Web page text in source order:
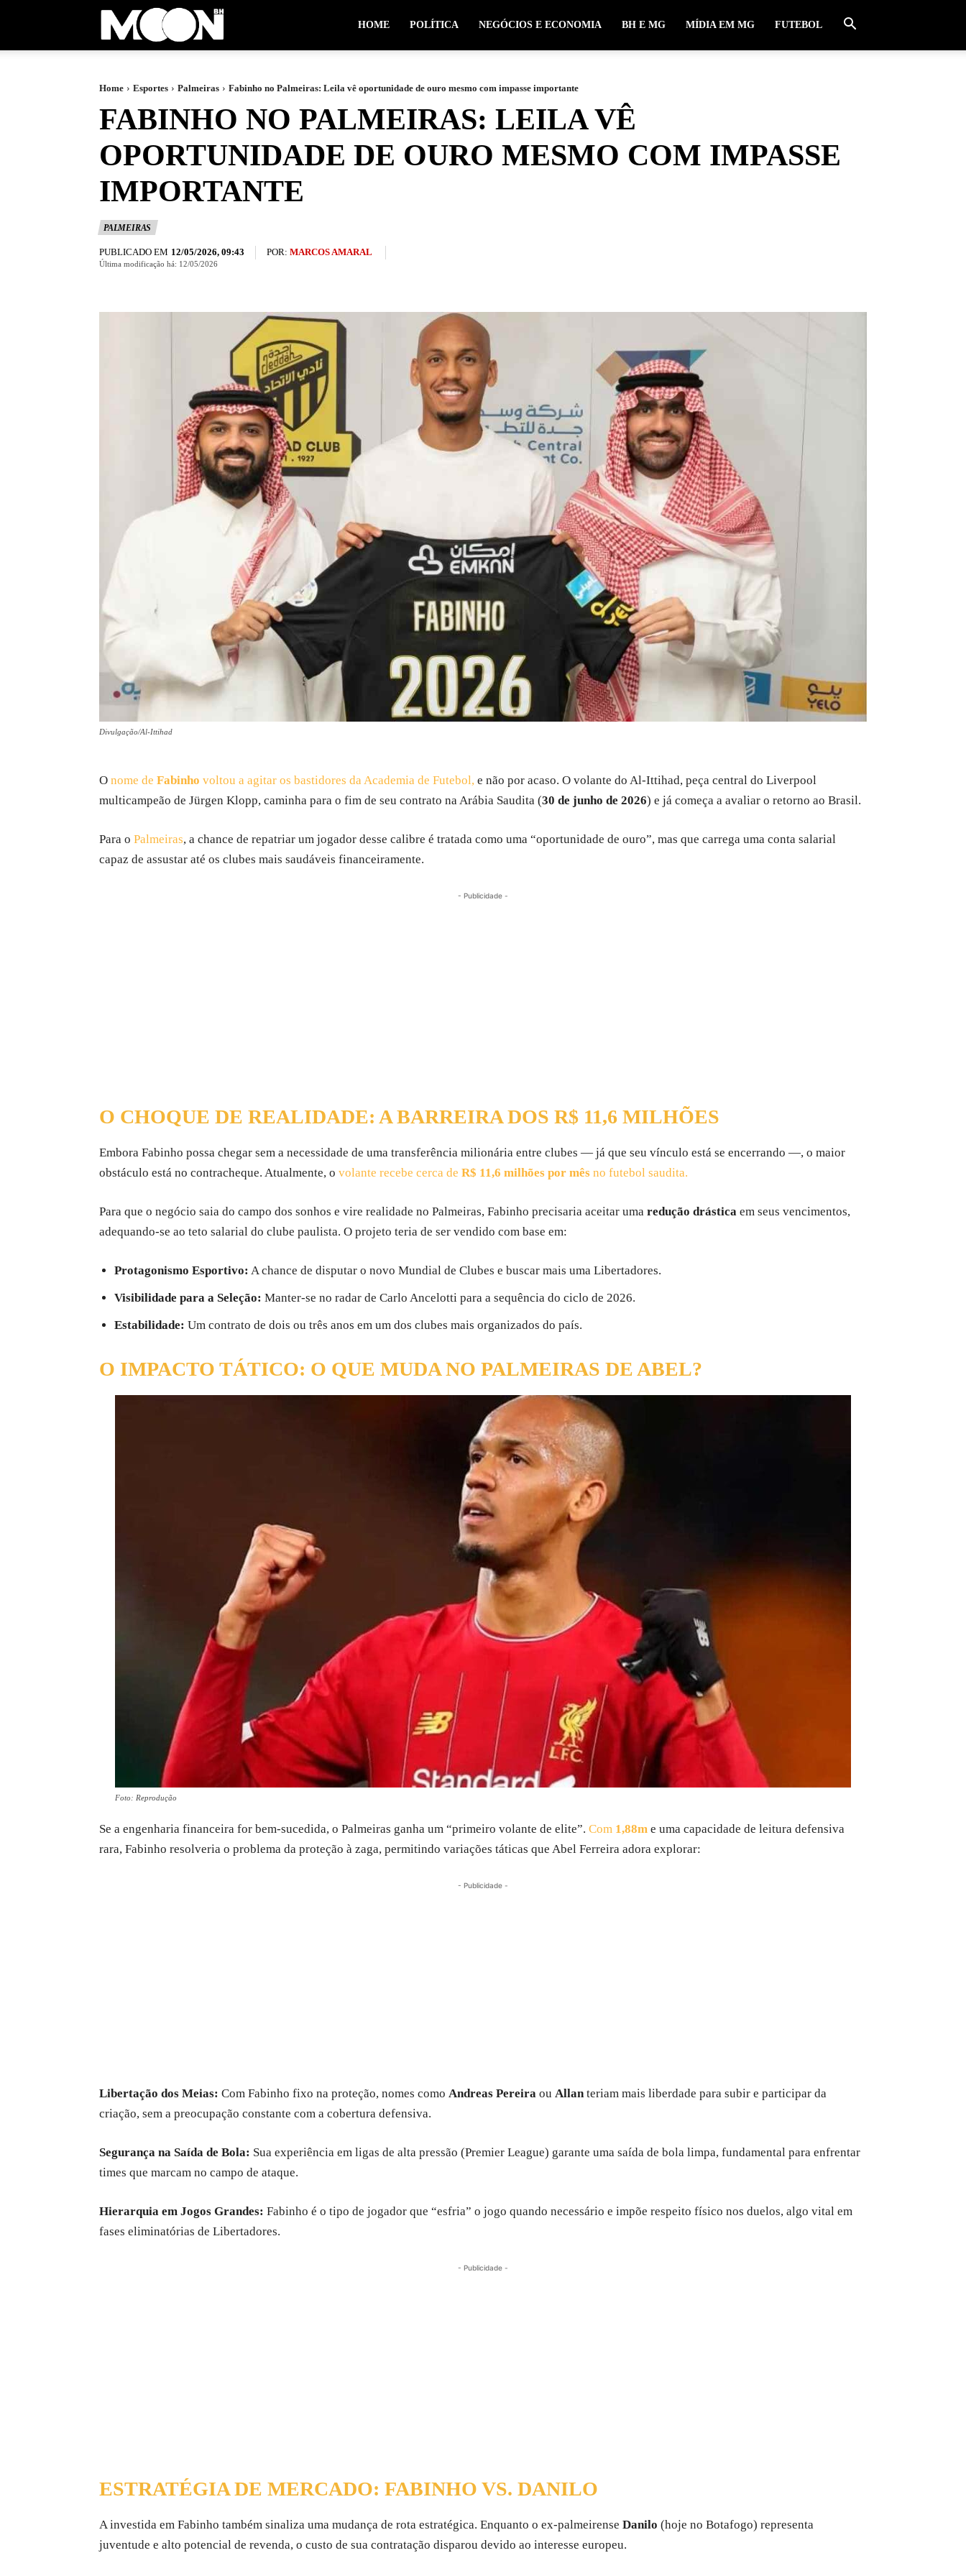
HOME POLÍTICA NEGÓCIOS E ECONOMIA BH E MG MÍDIA EM MG FUTEBOL
Home Esportes Palmeiras Fabinho no Palmeiras: Leila vê oportunidade de ouro mesmo com impasse importante
FABINHO NO PALMEIRAS: LEILA VÊ
OPORTUNIDADE DE OURO MESMO COM IMPASSE
IMPORTANTE
PALMEIRAS
PUBLICADO EM 12/05/2026, 09:43 POR: MARCOS AMARAL
Última modificação há: 12/05/2026
Divulgação/Al-Ittihad
O nome de Fabinho voltou a agitar os bastidores da Academia de Futebol, e não por acaso. O volante do Al-Ittihad, peça central do Liverpool
multicampeão de Jürgen Klopp, caminha para o fim de seu contrato na Arábia Saudita (30 de junho de 2026) e já começa a avaliar o retorno ao Brasil.
Para o Palmeiras, a chance de repatriar um jogador desse calibre é tratada como uma “oportunidade de ouro”, mas que carrega uma conta salarial
capaz de assustar até os clubes mais saudáveis financeiramente.
- Publicidade -
O CHOQUE DE REALIDADE: A BARREIRA DOS R$ 11,6 MILHÕES
Embora Fabinho possa chegar sem a necessidade de uma transferência milionária entre clubes — já que seu vínculo está se encerrando —, o maior
obstáculo está no contracheque. Atualmente, o volante recebe cerca de R$ 11,6 milhões por mês no futebol saudita.
Para que o negócio saia do campo dos sonhos e vire realidade no Palmeiras, Fabinho precisaria aceitar uma redução drástica em seus vencimentos,
adequando-se ao teto salarial do clube paulista. O projeto teria de ser vendido com base em:
Protagonismo Esportivo: A chance de disputar o novo Mundial de Clubes e buscar mais uma Libertadores.
Visibilidade para a Seleção: Manter-se no radar de Carlo Ancelotti para a sequência do ciclo de 2026.
Estabilidade: Um contrato de dois ou três anos em um dos clubes mais organizados do país.
O IMPACTO TÁTICO: O QUE MUDA NO PALMEIRAS DE ABEL?
Foto: Reprodução
Se a engenharia financeira for bem-sucedida, o Palmeiras ganha um “primeiro volante de elite”. Com 1,88m e uma capacidade de leitura defensiva
rara, Fabinho resolveria o problema da proteção à zaga, permitindo variações táticas que Abel Ferreira adora explorar:
- Publicidade -
Libertação dos Meias: Com Fabinho fixo na proteção, nomes como Andreas Pereira ou Allan teriam mais liberdade para subir e participar da
criação, sem a preocupação constante com a cobertura defensiva.
Segurança na Saída de Bola: Sua experiência em ligas de alta pressão (Premier League) garante uma saída de bola limpa, fundamental para enfrentar
times que marcam no campo de ataque.
Hierarquia em Jogos Grandes: Fabinho é o tipo de jogador que “esfria” o jogo quando necessário e impõe respeito físico nos duelos, algo vital em
fases eliminatórias de Libertadores.
- Publicidade -
ESTRATÉGIA DE MERCADO: FABINHO VS. DANILO
A investida em Fabinho também sinaliza uma mudança de rota estratégica. Enquanto o ex-palmeirense Danilo (hoje no Botafogo) representa
juventude e alto potencial de revenda, o custo de sua contratação disparou devido ao interesse europeu.